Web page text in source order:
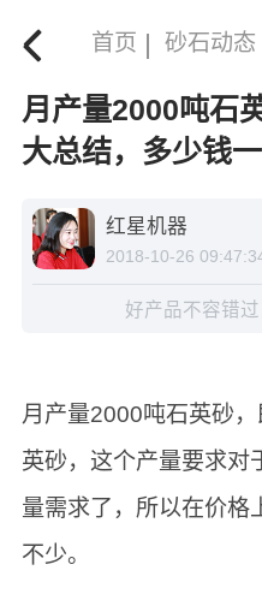
首页 砂石动态
月产量2000吨石
大总结，多少钱
红星机器
2018-10-26
好产品不容错
月产量2000吨石英砂
英砂，这个产量要求对
量需求了，所以在价格
不少。